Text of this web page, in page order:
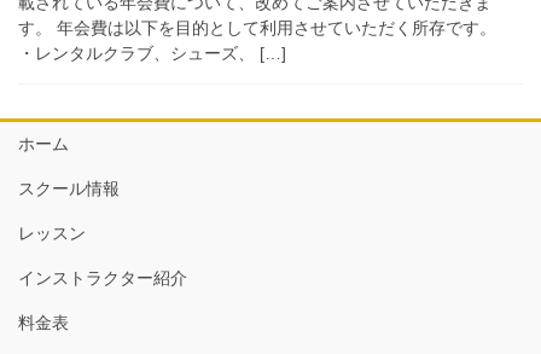
す。 年会費は以下を目的として利用させていただく所存です。
・レンタルクラブ、シューズ、 […]
ホーム
スクール情報
レッスン
インストラクター紹介
料金表